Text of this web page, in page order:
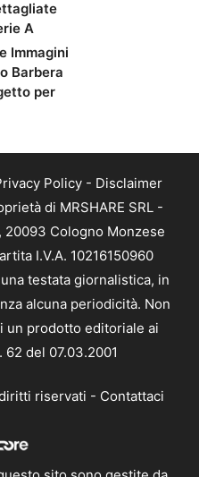
A
Immagini
Barbera
per
Policy - Disclaimer
di MRSHARE SRL -
20093 Cologno Monzese
I.V.A. 10216150960
testata giornalistica, in
alcuna periodicità. Non
un prodotto editoriale ai
del 07.03.2001
riservati - Contattaci